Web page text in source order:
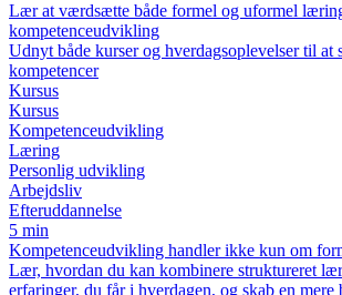
Lær at værdsætte både formel og uformel
kompetenceudvikling
Udnyt både kurser og hverdagsoplevelser til at
kompetencer
Kursus
Kursus
Kompetenceudvikling
Læring
Personlig udvikling
Arbejdsliv
Efteruddannelse
5 min
Kompetenceudvikling handler ikke kun om
Lær, hvordan du kan kombinere struktureret
erfaringer, du får i hverdagen, og skab en mere